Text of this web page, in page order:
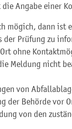
Angabe einer
mögich, dann ist
der Prüfung zu
ohne
Meldung nicht
von
der Behörde vor
von den